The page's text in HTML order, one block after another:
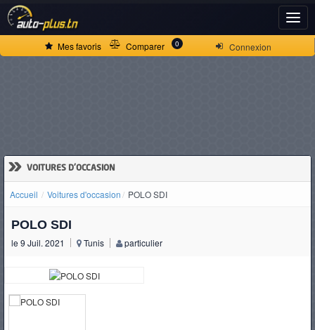
Connexion
Mes favoris Comparer 0
» VOITURES D'OCCASION
Accueil Voitures d'occasion POLO SDI
POLO SDI
le 9 Juil. 2021 Tunis particulier
ACCUEIL
D'OCCASION
CAMIONS